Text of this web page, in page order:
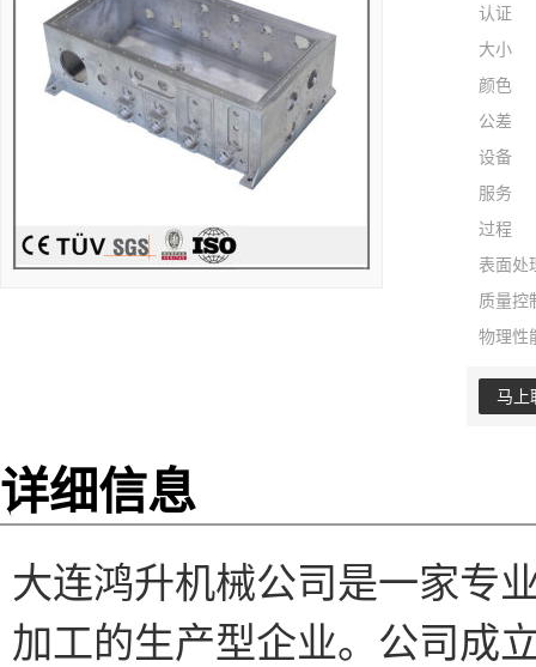
认证
大小
颜色
公差
设备
服务
过程
表面处
质量控
物理性
马上
详细信息
大连鸿升机械公司是一家专
加工的生产型企业。公司成